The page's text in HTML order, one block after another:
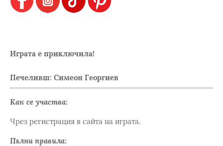
Играта е приключила!
Печеливш: Симеон Георгиев
Как се участва:
Чрез регистрация в сайта на играта.
Пълни правила: